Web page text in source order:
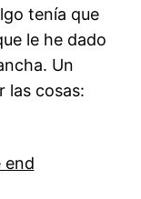
tenía que
le he dado
Un
las cosas: